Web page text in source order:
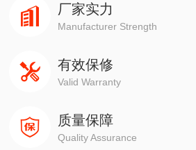
4890,5890,6890,7820,7890,8860,8890
赛默飞1310,1300,1610,1600
瓦里安3800系列
厂家实力
Manufacturer Strength
有效保修
Valid Warranty
质量保障
Quality Assurance